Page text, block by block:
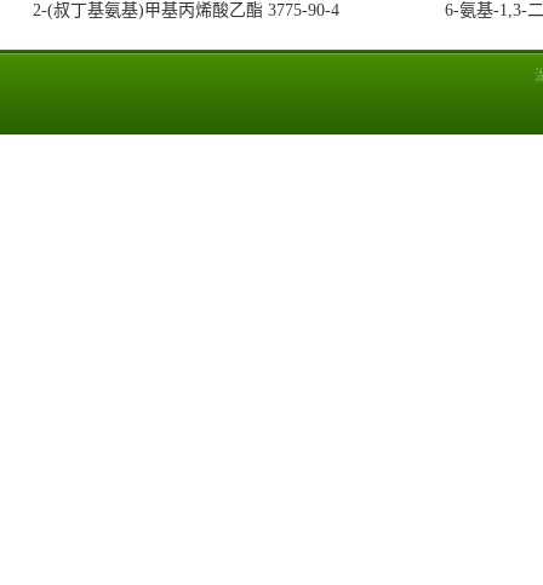
2-(叔丁基氨基)甲基丙烯酸乙酯 3775-90-4 6-氨基-1,3-